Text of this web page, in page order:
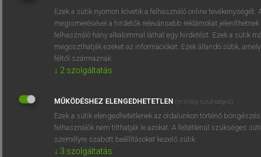
BELÉPÉS
Ezek a sütik nyomon követik a felhasználó online tevékenységét.
megismerésével a hirdetők relevánsabb reklámokat
felhasználó hány alkalommal láthat egy hirdetést. Ezek a sütik
megoszthatják ezeket az információkat. Ezek állandó sütik,
féltől származnak.
↓ 2 szolgáltatás
MŰKÖDÉSHEZ ELENGEDHETETLEN (mindig szükséges)
Ezek a sütik elengedhetetlenek az oldalunkon történő
felhasználók nem tilthatják le azokat. A feltétlenül szükséges
személyre szabott beállításokat kezelő sütik.
↓ 3 szolgáltatás